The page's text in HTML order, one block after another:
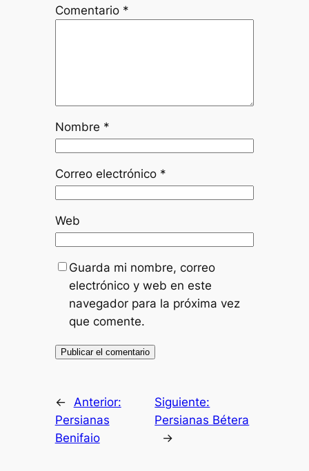
Comentario *
Nombre *
Correo electrónico *
Web
Guarda mi nombre, correo
electrónico y web en este
navegador para la próxima vez
que comente.
←
Anterior:
Persianas
Benifaio
Siguiente:
Persianas Bétera
→